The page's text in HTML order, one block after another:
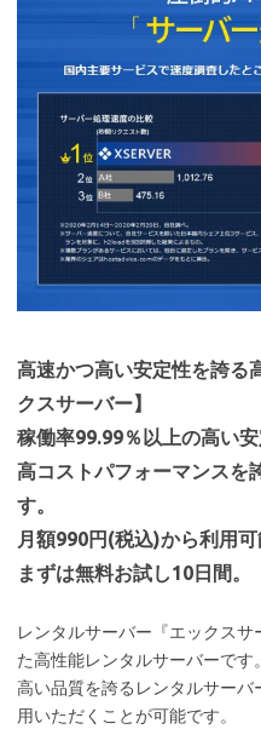
高速かつ高い安定性を誇る
クスサーバー】
稼働率99.99％以上の高い
高コストパフォーマンスを
す。
月額990円(税込)から利用可
まずは無料お試し10日間。
レンタルサーバー『エックス
た高性能レンタルサーバーです。
高い品質を誇るレンタルサーバ
用いただくことが可能です。